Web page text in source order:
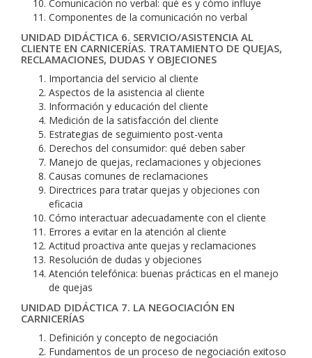
Comunicación no verbal: qué es y cómo influye
Componentes de la comunicación no verbal
UNIDAD DIDÁCTICA 6. SERVICIO/ASISTENCIA AL
CLIENTE EN CARNICERÍAS. TRATAMIENTO DE QUEJAS,
RECLAMACIONES, DUDAS Y OBJECIONES
Importancia del servicio al cliente
Aspectos de la asistencia al cliente
Información y educación del cliente
Medición de la satisfacción del cliente
Estrategias de seguimiento post-venta
Derechos del consumidor: qué deben saber
Manejo de quejas, reclamaciones y objeciones
Causas comunes de reclamaciones
Directrices para tratar quejas y objeciones con
eficacia
Cómo interactuar adecuadamente con el cliente
Errores a evitar en la atención al cliente
Actitud proactiva ante quejas y reclamaciones
Resolución de dudas y objeciones
Atención telefónica: buenas prácticas en el manejo
de quejas
UNIDAD DIDÁCTICA 7. LA NEGOCIACIÓN EN
CARNICERÍAS
Definición y concepto de negociación
Fundamentos de un proceso de negociación exitoso